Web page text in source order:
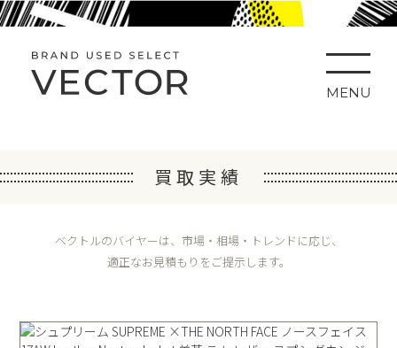
MENU
買取実績
ベクトルのバイヤーは、市場・相場・トレンドに応じ、
適正なお見積もりをご提示します。